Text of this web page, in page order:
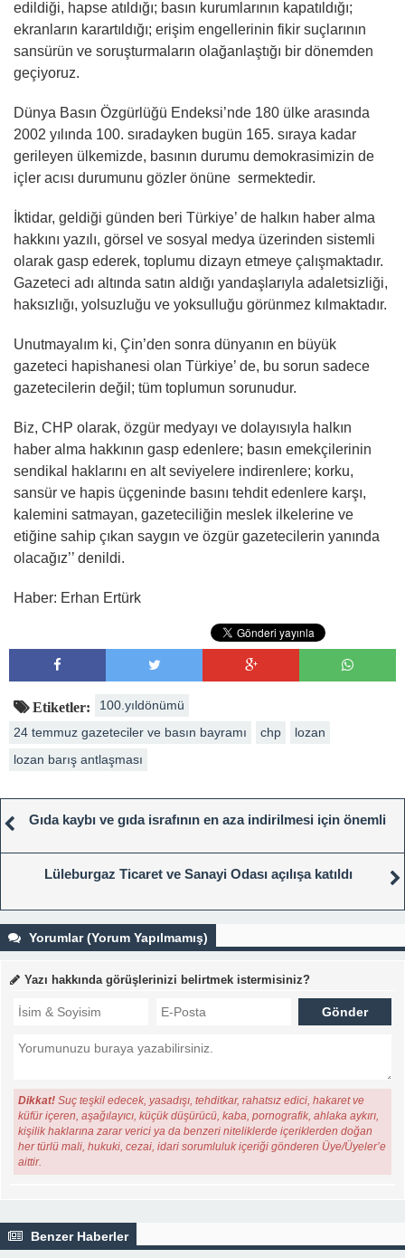
edildiği, hapse atıldığı; basın kurumlarının kapatıldığı;
ekranların karartıldığı; erişim engellerinin fikir suçlarının
sansürün ve soruşturmaların olağanlaştığı bir dönemden
geçiyoruz.
Dünya Basın Özgürlüğü Endeksi’nde 180 ülke arasında
2002 yılında 100. sıradayken bugün 165. sıraya kadar
gerileyen ülkemizde, basının durumu demokrasimizin de
içler acısı durumunu gözler önüne sermektedir.
İktidar, geldiği günden beri Türkiye’ de halkın haber alma
hakkını yazılı, görsel ve sosyal medya üzerinden sistemli
olarak gasp ederek, toplumu dizayn etmeye çalışmaktadır.
Gazeteci adı altında satın aldığı yandaşlarıyla adaletsizliği,
haksızlığı, yolsuzluğu ve yoksulluğu görünmez kılmaktadır.
Unutmayalım ki, Çin’den sonra dünyanın en büyük
gazeteci hapishanesi olan Türkiye’ de, bu sorun sadece
gazetecilerin değil; tüm toplumun sorunudur.
Biz, CHP olarak, özgür medyayı ve dolayısıyla halkın
haber alma hakkının gasp edenlere; basın emekçilerinin
sendikal haklarını en alt seviyelere indirenlere; korku,
sansür ve hapis üçgeninde basını tehdit edenlere karşı,
kalemini satmayan, gazeteciliğin meslek ilkelerine ve
etiğine sahip çıkan saygın ve özgür gazetecilerin yanında
olacağız’’ denildi.
Haber: Erhan Ertürk
Etiketler:
100.yıldönümü
24 temmuz gazeteciler ve basın bayramı
chp
lozan
lozan barış antlaşması
Gıda kaybı ve gıda israfının en aza indirilmesi için önemli
Lüleburgaz Ticaret ve Sanayi Odası açılışa katıldı
Yorumlar (Yorum Yapılmamış)
Yazı hakkında görüşlerinizi belirtmek istermisiniz?
Dikkat! Suç teşkil edecek, yasadışı, tehditkar, rahatsız edici, hakaret ve
küfür içeren, aşağılayıcı, küçük düşürücü, kaba, pornografik, ahlaka aykırı,
kişilik haklarına zarar verici ya da benzeri niteliklerde içeriklerden doğan
her türlü mali, hukuki, cezai, idari sorumluluk içeriği gönderen Üye/Üyeler’e
aittir.
Benzer Haberler